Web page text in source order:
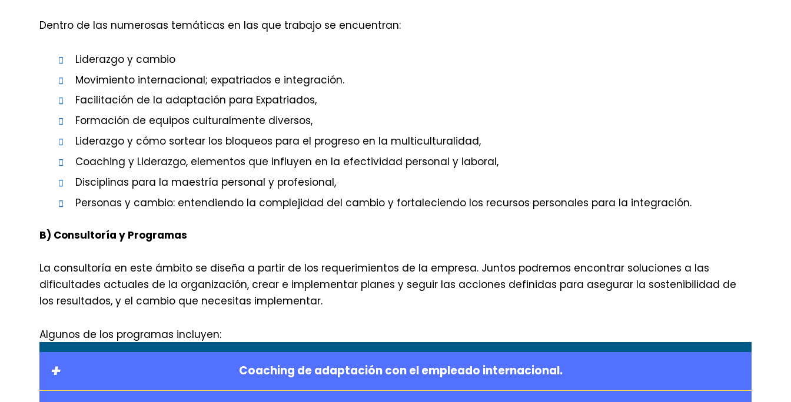
Dentro de las numerosas temáticas en las que trabajo se encuentran:
Liderazgo y cambio
Movimiento internacional; expatriados e integración.
Facilitación de la adaptación para Expatriados,
Formación de equipos culturalmente diversos,
Liderazgo y cómo sortear los bloqueos para el progreso en la multiculturalidad,
Coaching y Liderazgo, elementos que influyen en la efectividad personal y laboral,
Disciplinas para la maestría personal y profesional,
Personas y cambio: entendiendo la complejidad del cambio y fortaleciendo los recursos personales para la integración.
B) Consultoría y Programas
La consultoría en este ámbito se diseña a partir de los requerimientos de la empresa. Juntos podremos encontrar soluciones a las
dificultades actuales de la organización, crear e implementar planes y seguir las acciones definidas para asegurar la sostenibilidad de
los resultados, y el cambio que necesitas implementar.
Algunos de los programas incluyen:
+ Coaching de adaptación con el empleado internacional.